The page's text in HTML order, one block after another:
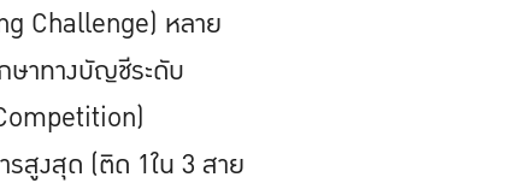
Challenge) หลาย
ษาทางบัญชีระดับ
รสูงสุด (ติด 1ใน 3 สาย